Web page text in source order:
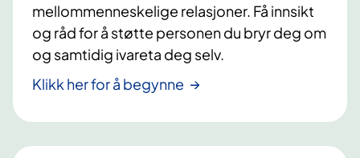
mellommenneskelige relasjoner. Få innsikt
og råd for å støtte personen du bryr deg om
og samtidig ivareta deg selv.
Klikk her for å begynne